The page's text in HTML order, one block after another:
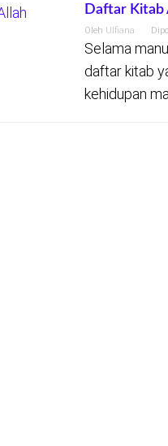
Daftar Kitab
Oleh Ulfiana
Selama
daftar kitab
kehidupan